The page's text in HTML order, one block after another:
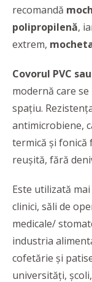
recomandă
polipropilenă,
extrem,
Covorul PVC
modernă care
spațiu.
antimicrobiene,
termică și fonică
reușită, fără
Este utilizată
clinici, săli de
medicale/
industria
cofetărie și
universități,